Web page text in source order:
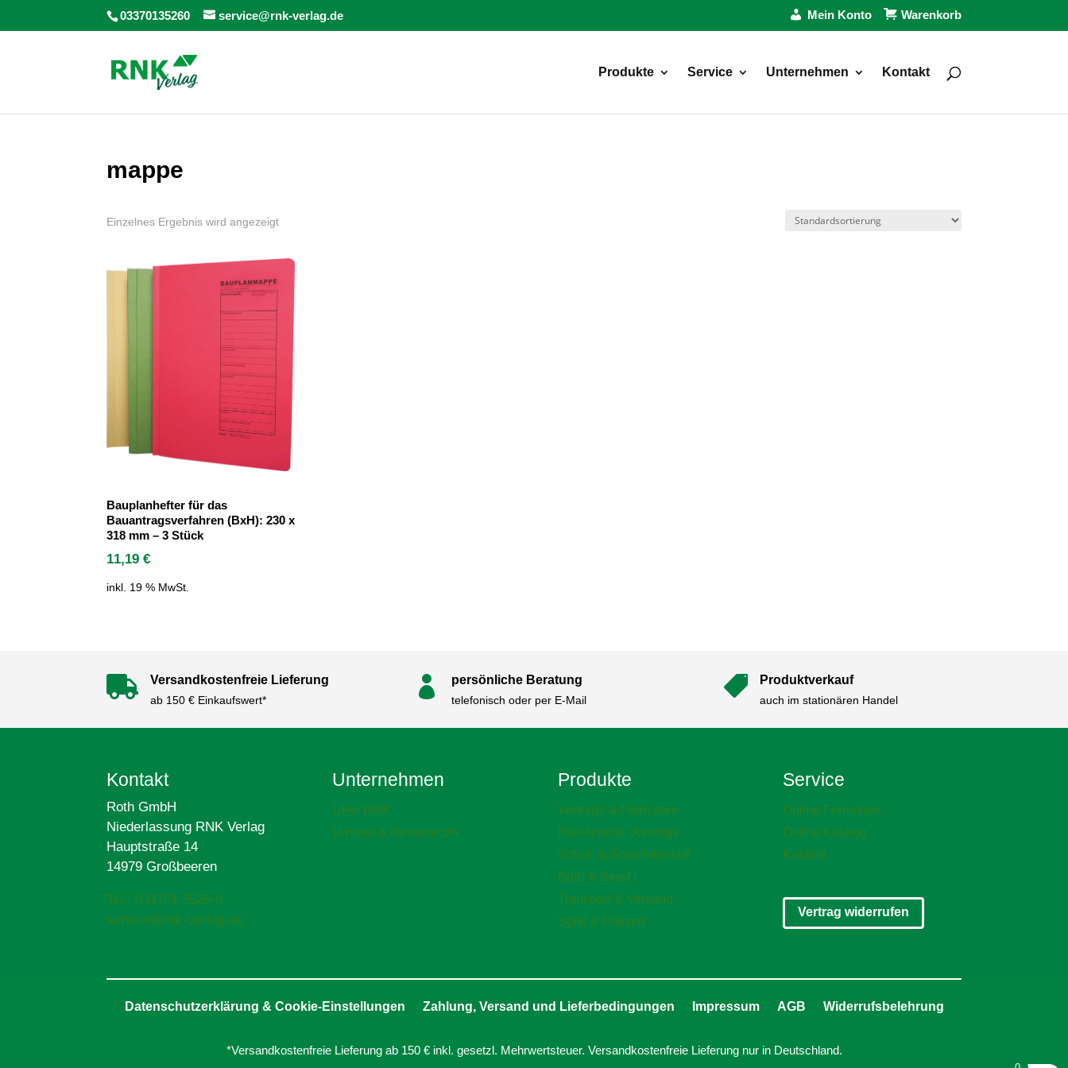
03370135260 service@rnk-verlag.de Mein Konto Warenkorb
Produkte Service Unternehmen Kontakt
mappe
Einzelnes Ergebnis wird angezeigt
Bauplanhefter für das
Bauantragsverfahren (BxH): 230 x
318 mm – 3 Stück
11,19€
inkl. 19 % MwSt.
 Versandkostenfreie Lieferung
ab 150 € Einkaufswert*
 persönliche Beratung
telefonisch oder per E-Mail
 Produktverkauf
auch im stationären Handel
Kontakt
Roth GmbH
Niederlassung RNK Verlag
Hauptstraße 14
14979 Großbeeren
Tel.: 033701 3526-0
service@rnk-verlag.de
Unternehmen
Über RNK
Umwelt & Ressourcen
Produkte
Verträge & Formulare
Persönliche Vorsorge
Schul- & Schreibbedarf
Büro & Beruf
Transport & Versand
Spiel & Freizeit
Service
Online Formulare
Online Katalog
Kontakt
Vertrag widerrufen
Datenschutzerklärung & Cookie-Einstellungen Zahlung, Versand und Lieferbedingungen Impressum AGB Widerrufsbelehrung
*Versandkostenfreie Lieferung ab 150 € inkl. gesetzl. Mehrwertsteuer. Versandkostenfreie Lieferung nur in Deutschland.